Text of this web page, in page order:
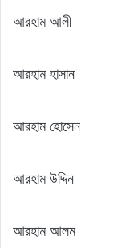
আরহাম আলী
আরহাম হাসান
আরহাম হোসেন
আরহাম উদ্দিন
আরহাম আলম